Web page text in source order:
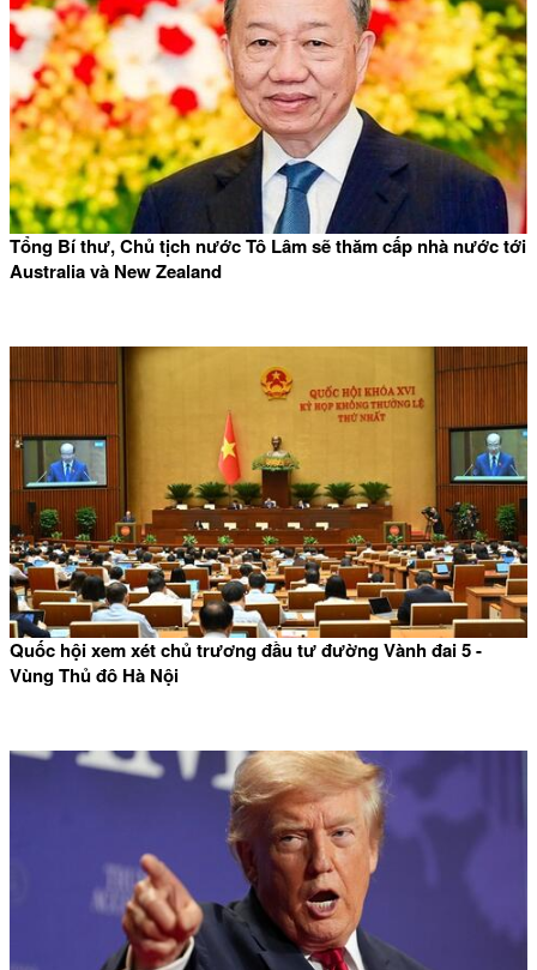
Tổng Bí thư, Chủ tịch nước Tô Lâm sẽ thăm cấp nhà nước tới
Australia và New Zealand
Quốc hội xem xét chủ trương đầu tư đường Vành đai 5 -
Vùng Thủ đô Hà Nội